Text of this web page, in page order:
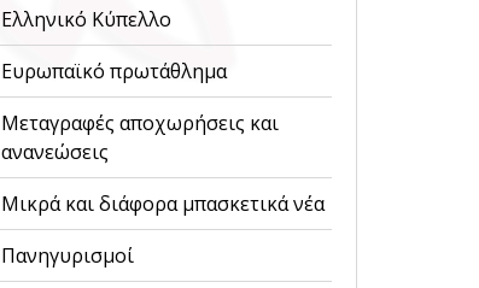
Ελληνικό Κύπελλο
Ευρωπαϊκό πρωτάθλημα
Μεταγραφές αποχωρήσεις και
ανανεώσεις
Μικρά και διάφορα μπασκετικά νέα
Πανηγυρισμοί